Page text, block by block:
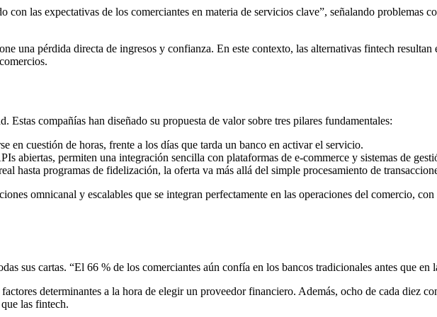
las expectativas de los comerciantes en materia de servicios clave”, señalando problemas
una pérdida directa de ingresos y confianza. En este contexto, las alternativas fintech
compañías han diseñado su propuesta de valor sobre tres pilares fundamentales:
en cuestión de horas, frente a los días que tarda un banco en activar el servicio.
abiertas, permiten una integración sencilla con plataformas de e-commerce y sistemas de
hasta programas de fidelización, la oferta va más allá del simple procesamiento de
omnicanal y escalables que se integran perfectamente en las operaciones del comercio,
sus cartas. “El 66 % de los comerciantes aún confía en los bancos tradicionales antes que en
determinantes a la hora de elegir un proveedor financiero. Además, ocho de cada diez
las fintech.